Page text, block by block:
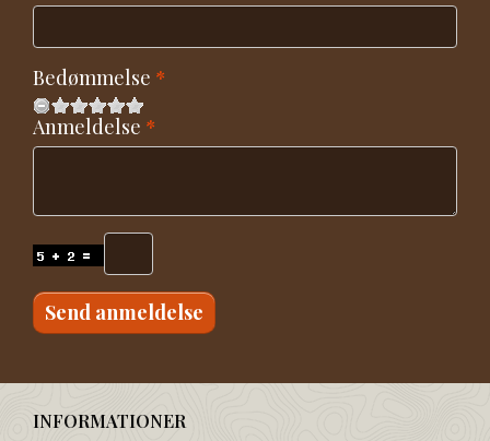
Bedømmelse
Anmeldelse
Send anmeldelse
INFORMATIONER